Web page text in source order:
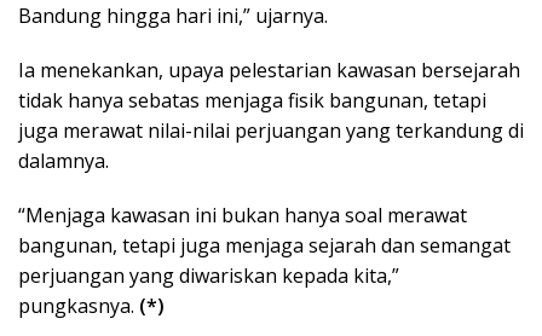
Bandung hingga hari ini,” ujarnya.
Ia menekankan, upaya pelestarian kawasan bersejarah
tidak hanya sebatas menjaga fisik bangunan, tetapi
juga merawat nilai-nilai perjuangan yang terkandung di
dalamnya.
“Menjaga kawasan ini bukan hanya soal merawat
bangunan, tetapi juga menjaga sejarah dan semangat
perjuangan yang diwariskan kepada kita,”
pungkasnya. (*)